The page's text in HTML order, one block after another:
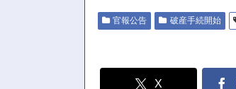
官報公告 破産手続開始
X